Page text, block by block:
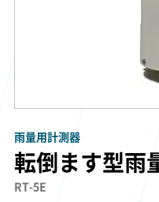
雨量用計測器
転倒ます型雨
RT-5E